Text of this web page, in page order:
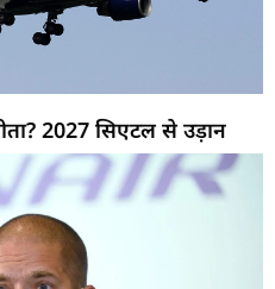
2027 सिएटल से उड़ान